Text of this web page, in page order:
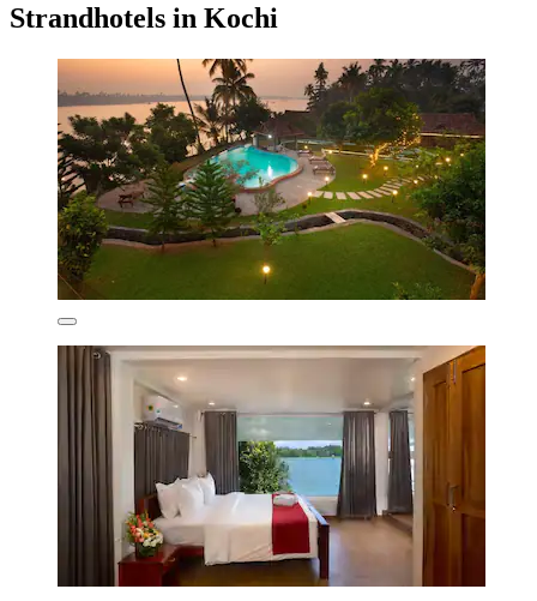
Strandhotels in Kochi